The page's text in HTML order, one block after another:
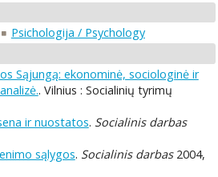
Psichologija / Psychology
Sąjungą: ekonominė, sociologinė ir
. Vilnius : Socialinių tyrimų
ir nuostatos. Socialinis darbas
sąlygos. Socialinis darbas2004,